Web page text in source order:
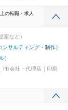
の転職・求人
案など）
サルティング・制作）
）
PR会社・代理店
印刷